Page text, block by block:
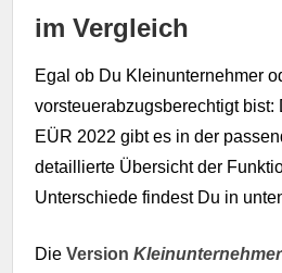
im Vergleich
Egal ob Du Kleinunternehmer
vorsteuerabzugsberechtigt bist:
EÜR 2022 gibt es in der
detaillierte Übersicht der
Unterschiede findest Du in
DieVersionKleinunternehmer